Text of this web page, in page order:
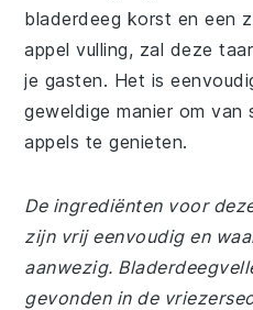
bladerdeeg korst en een
appel vulling, zal deze
je gasten. Het is
geweldige manier om van
appels te genieten.
De ingrediënten voor
zijn vrij eenvoudig en
aanwezig.
gevonden in de